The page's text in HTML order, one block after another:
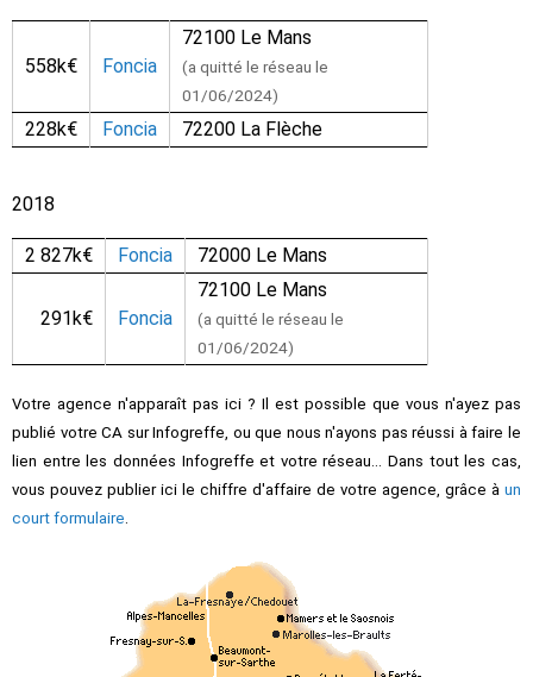
558k€ Foncia
72100 Le Mans
(a quitté le réseau le
01/06/2024)
228k€ Foncia 72200 La Flèche
2018
2 827k€ Foncia 72000 Le Mans
291k€ Foncia
72100 Le Mans
(a quitté le réseau le
01/06/2024)
Votre agence n'apparaît pas ici ? Il est possible que vous n'ayez pas
publié votre CA sur Infogreffe, ou que nous n'ayons pas réussi à faire le
lien entre les données Infogreffe et votre réseau... Dans tout les cas,
vous pouvez publier ici le chiffre d'affaire de votre agence, grâce à un
court formulaire.